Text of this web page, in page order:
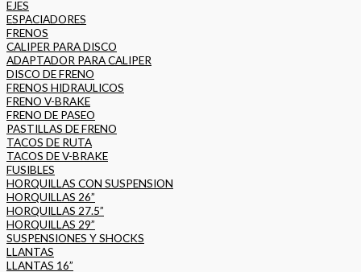
EJES
ESPACIADORES
FRENOS
CALIPER PARA DISCO
ADAPTADOR PARA CALIPER
DISCO DE FRENO
FRENOS HIDRAULICOS
FRENO V-BRAKE
FRENO DE PASEO
PASTILLAS DE FRENO
TACOS DE RUTA
TACOS DE V-BRAKE
FUSIBLES
HORQUILLAS CON SUSPENSION
HORQUILLAS 26”
HORQUILLAS 27.5”
HORQUILLAS 29”
SUSPENSIONES Y SHOCKS
LLANTAS
LLANTAS 16”